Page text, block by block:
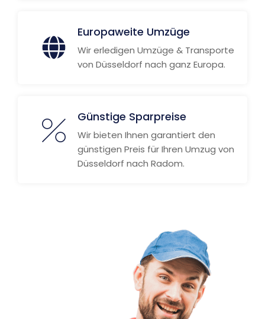
Europaweite Umzüge
Wir erledigen Umzüge & Transporte
von Düsseldorf nach ganz Europa.
Günstige Sparpreise
Wir bieten Ihnen garantiert den
günstigen Preis für Ihren Umzug von
Düsseldorf nach Radom.